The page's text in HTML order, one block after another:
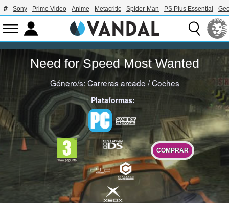
Sony Prime Video Anime Metacritic Spider-Man PS Plus Essential
Need for Speed Most Wanted
Género/s:Carreras arcade /Coches
Plataformas:
COMPRAR